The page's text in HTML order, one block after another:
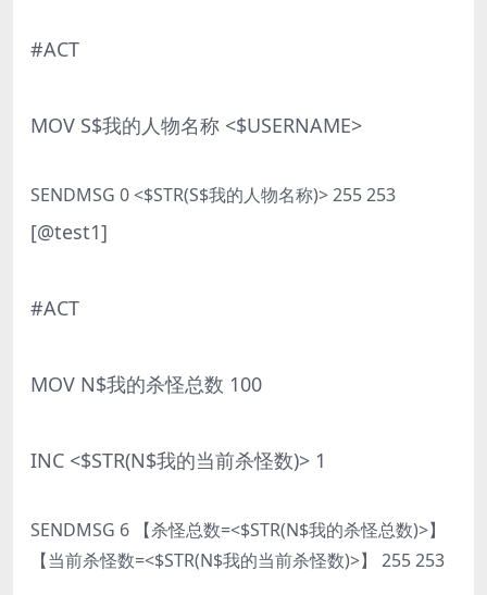
#ACT
MOV S$我的人物名称 <$USERNAME>
SENDMSG 0 <$STR(S$我的人物名称)> 255 253
[@test1]
#ACT
MOV N$我的杀怪总数 100
INC <$STR(N$我的当前杀怪数)> 1
SENDMSG 6 【杀怪总数=<$STR(N$我的杀怪总数)>】
【当前杀怪数=<$STR(N$我的当前杀怪数)>】 255 253